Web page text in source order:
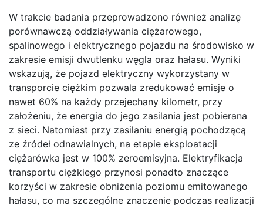
W trakcie badania przeprowadzono również analizę
porównawczą oddziaływania ciężarowego,
spalinowego i elektrycznego pojazdu na środowisko w
zakresie emisji dwutlenku węgla oraz hałasu. Wyniki
wskazują, że pojazd elektryczny wykorzystany w
transporcie ciężkim pozwala zredukować emisje o
nawet 60% na każdy przejechany kilometr, przy
założeniu, że energia do jego zasilania jest pobierana
z sieci. Natomiast przy zasilaniu energią pochodzącą
ze źródeł odnawialnych, na etapie eksploatacji
ciężarówka jest w 100% zeroemisyjna. Elektryfikacja
transportu ciężkiego przynosi ponadto znaczące
korzyści w zakresie obniżenia poziomu emitowanego
hałasu, co ma szczególne znaczenie podczas realizacji